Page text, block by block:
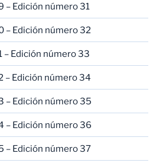
– Edición número 31
– Edición número 32
– Edición número 33
– Edición número 34
– Edición número 35
– Edición número 36
– Edición número 37